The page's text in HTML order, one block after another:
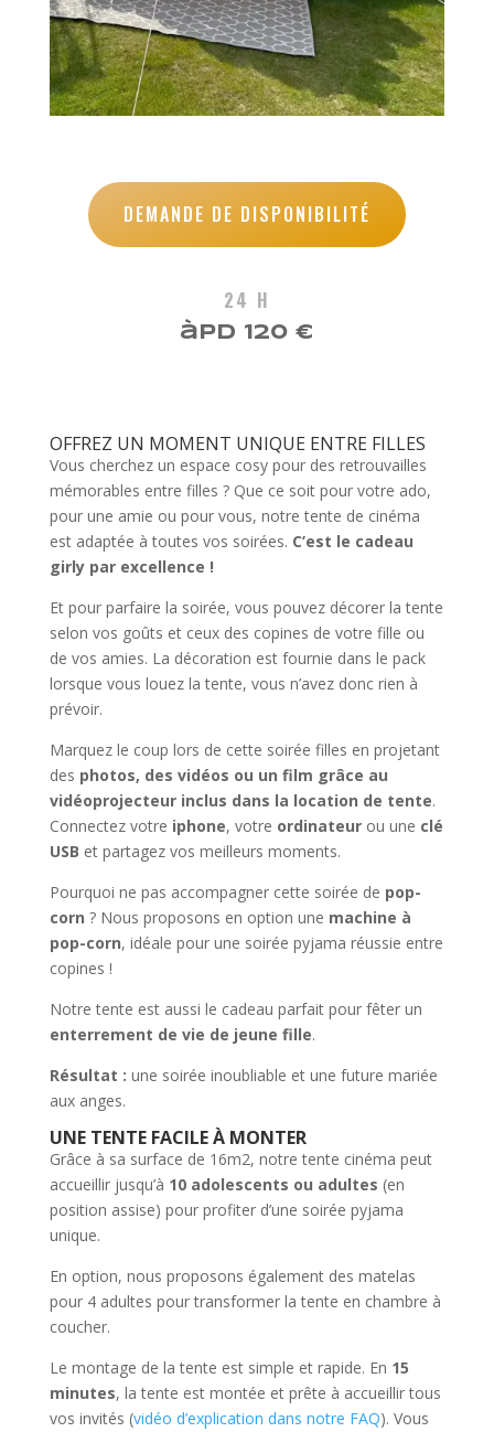
DEMANDE DE DISPONIBILITÉ
24 H
àpd 120 €
OFFREZ UN MOMENT UNIQUE ENTRE FILLES
Vous cherchez un espace cosy pour des retrouvailles
mémorables entre filles ? Que ce soit pour votre ado,
pour une amie ou pour vous, notre tente de cinéma
est adaptée à toutes vos soirées. C’est le cadeau
girly par excellence !
Et pour parfaire la soirée, vous pouvez décorer la tente
selon vos goûts et ceux des copines de votre fille ou
de vos amies. La décoration est fournie dans le pack
lorsque vous louez la tente, vous n’avez donc rien à
prévoir.
Marquez le coup lors de cette soirée filles en projetant
des photos, des vidéos ou un film grâce au
vidéoprojecteur inclus dans la location de tente.
Connectez votre iphone, votre ordinateurou une clé
USB et partagez vos meilleurs moments.
Pourquoi ne pas accompagner cette soirée de pop-
corn ? Nous proposons en option une machine à
pop-corn, idéale pour une soirée pyjama réussie entre
copines !
Notre tente est aussi le cadeau parfait pour fêter un
enterrement de vie de jeune fille.
Résultat : une soirée inoubliable et une future mariée
aux anges.
UNE TENTE FACILE À MONTER
Grâce à sa surface de 16m2, notre tente cinéma peut
accueillir jusqu’à 10 adolescents ou adultes (en
position assise) pour profiter d’une soirée pyjama
unique.
En option, nous proposons également des matelas
pour 4 adultes pour transformer la tente en chambre à
coucher.
Le montage de la tente est simple et rapide. En 15
minutes, la tente est montée et prête à accueillir tous
vos invités (vidéo d’explication dans notre FAQ). Vous